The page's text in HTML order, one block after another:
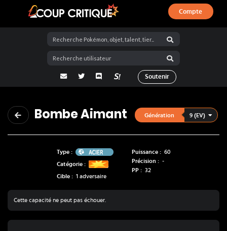
Coup Critique
Compte
adresse email
Twitter Discord La Salty Room sur Pokémon
Soutenir
Bombe Aimant Génération 9 (EV)
Type : Acier
Catégorie :
Cible : 1 adversaire
Puissance : 60
Précision : -
PP : 32
Cette capacité ne peut pas échouer.